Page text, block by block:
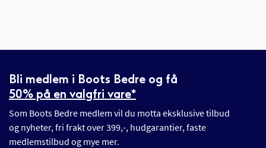
Bli medlem i Boots Bedre og få
50% på en valgfri vare*
Som Boots Bedre medlem vil du motta eksklusive tilbud
og nyheter, fri frakt over 399,-, hudgarantier, faste
medlemstilbud og mye mer.